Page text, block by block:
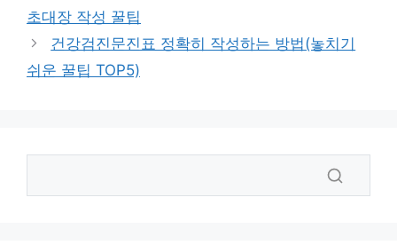
초대장 작성 꿀팁
건강검진문진표 정확히 작성하는 방법(놓치기
쉬운 꿀팁 TOP5)